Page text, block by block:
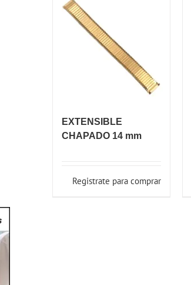
EXTENSIBLE
CHAPADO 14 mm
Registrate para comprar